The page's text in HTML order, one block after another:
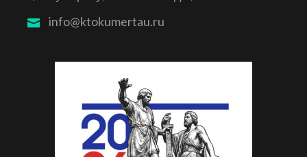
info@ktokumertau.ru